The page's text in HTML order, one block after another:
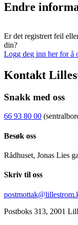
Endre
Er det registrert feil
din?
Logg deg inn her for å
Kontakt
Snakk med oss
66 93 80 00
Besøk oss
Rådhuset, Jonas Lies
Skriv til oss
Postboks 313, 2001